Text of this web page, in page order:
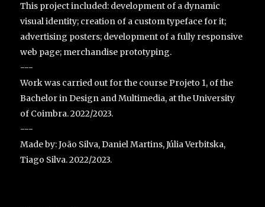
This project included: development of a dynamic
visual identity; creation of a custom typeface for it;
advertising posters; development of a fully responsive
web page; merchandise prototyping.
---
Work was carried out for the course Projeto 1, of the
Bachelor in Design and Multimedia, at the University
of Coimbra. 2022/2023.
---
Made by: João Silva, Daniel Martins, Júlia Verbitska,
Tiago Silva. 2022/2023.